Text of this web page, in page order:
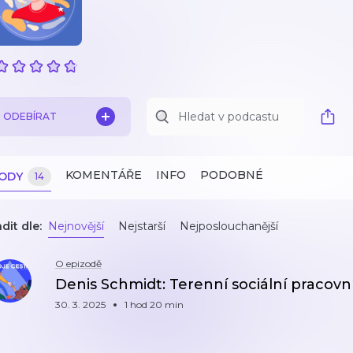
ODEBÍRAT
14 KOMENTÁŘE INFO PODOBNÉ
dle: Nejnovější Nejstarší Nejposlouchanější
O epizodě
Denis Schmidt: Terenní sociální
30. 3. 2025 1 hod 20 min